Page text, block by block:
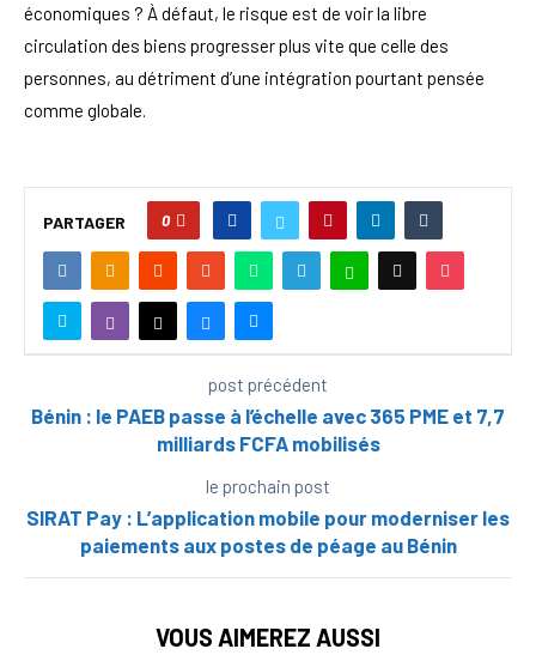
économiques ? À défaut, le risque est de voir la libre
circulation des biens progresser plus vite que celle des
personnes, au détriment d’une intégration pourtant pensée
comme globale.
PARTAGER 0
post précédent
Bénin : le PAEB passe à l’échelle avec 365 PME et 7,7
milliards FCFA mobilisés
le prochain post
SIRAT Pay : L’application mobile pour moderniser les
paiements aux postes de péage au Bénin
VOUS AIMEREZ AUSSI